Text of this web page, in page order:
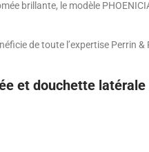
brillante, le modèle
de toute l’expertise Perrin
et douchette